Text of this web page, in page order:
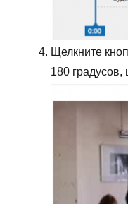
Щелкните
180 градусов,